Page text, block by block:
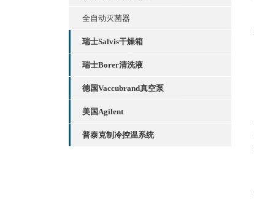
全自动灭菌器
瑞士Salvis干燥箱
瑞士Borer清洗液
德国Vaccubrand真空泵
美国Agilent
普泰克制冷控温系统